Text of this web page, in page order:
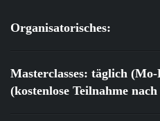
Organisatorisches:
Masterclasses: täglich
(kostenlose Teilnahme